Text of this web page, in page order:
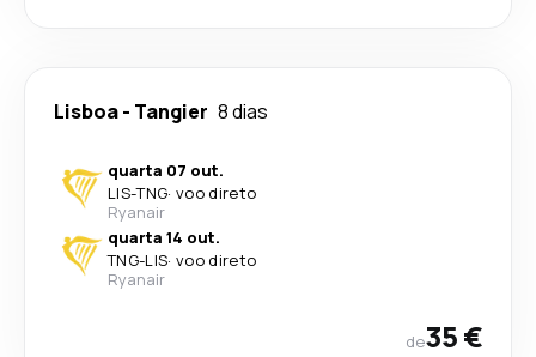
Lisboa- Tangier 8 dias
quarta 07 out.
LIS-TNG· voo direto
Ryanair
quarta 14 out.
TNG-LIS· voo direto
Ryanair
de35 €